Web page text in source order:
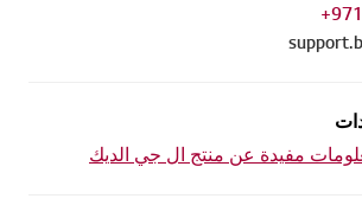
مفيدة عن منتج ال جي الديك